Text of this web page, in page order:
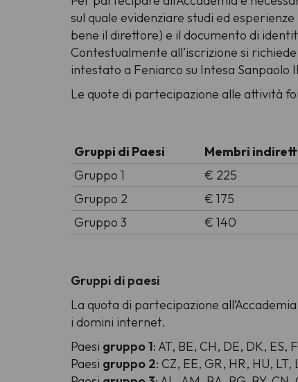
sul quale evidenziare studi ed
bene il direttore) e il documento di
Contestualmente all’iscrizione si
intestato a Feniarco su Intesa
Le quote di partecipazione alle attività
Gruppi di Paesi Membri
Gruppo 1
€ 225
Gruppo 2
€ 175
Gruppo 3
€ 140
Gruppi di paesi
La quota di partecipazione
i domini internet.
Paesi gruppo 1: AT, BE, CH, DE, DK, ES,
Paesi gruppo 2: CZ, EE, GR, HR, HU, LT,